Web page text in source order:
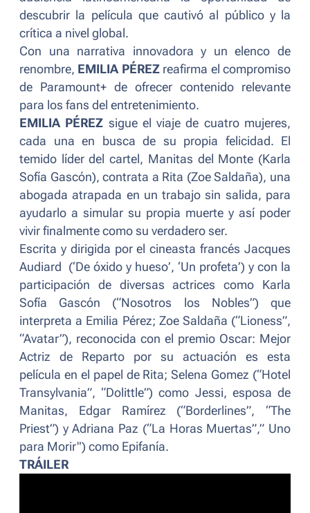
descubrir la película que cautivó al público y la
crítica a nivel global.
Con una narrativa innovadora y un elenco de
renombre, EMILIA PÉREZreafirma el compromiso
de Paramount+ de ofrecer contenido relevante
para los fans del entretenimiento.
EMILIA PÉREZ sigue el viaje de cuatro mujeres,
cada una en busca de su propia felicidad. El
temido líder del cartel, Manitas del Monte (Karla
Sofía Gascón), contrata a Rita (Zoe Saldaña), una
abogada atrapada en un trabajo sin salida, para
ayudarlo a simular su propia muerte y así poder
vivir finalmente como su verdadero ser.
Escrita y dirigida por el cineasta francés Jacques
Audiard (‘De óxido y hueso’, ‘Un profeta’) y con la
participación de diversas actrices como Karla
Sofía Gascón (“Nosotros los Nobles”) que
interpreta a Emilia Pérez; Zoe Saldaña (“Lioness”,
“Avatar”), reconocida con el premio Oscar: Mejor
Actriz de Reparto por su actuación es esta
película en el papel de Rita; Selena Gomez (“Hotel
Transylvania”, “Dolittle”) como Jessi, esposa de
Manitas, Edgar Ramírez (“Borderlines”, “The
Priest”) y Adriana Paz (“La Horas Muertas”,” Uno
para Morir") como Epifanía.
TRÁILER